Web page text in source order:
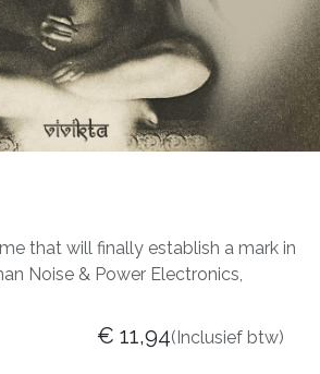
that will finally establish a mark in
Noise & Power Electronics,
€ 11,94(Inclusief btw)